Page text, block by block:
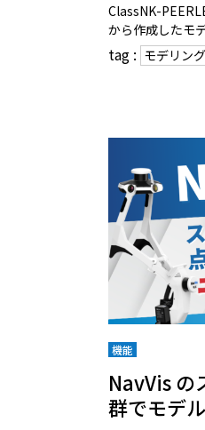
ClassNK-
から作成したモ
tag : モデリング
機能
NavVis の
群でモデ